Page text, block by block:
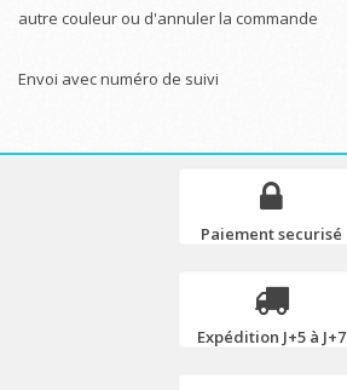
autre couleur ou d'annuler la commande
Envoi avec numéro de suivi
Paiement securisé
Expédition J+5 à J+7